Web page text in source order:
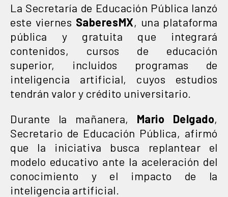
La Secretaría de Educación Pública lanzó
este viernes SaberesMX, una plataforma
pública y gratuita que integrará
contenidos, cursos de educación
superior, incluidos programas de
inteligencia artificial, cuyos estudios
tendrán valor y crédito universitario.
Durante la mañanera, Mario Delgado,
Secretario de Educación Pública, afirmó
que la iniciativa busca replantear el
modelo educativo ante la aceleración del
conocimiento y el impacto de la
inteligencia artificial.